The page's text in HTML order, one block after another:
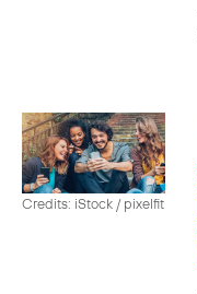
Credits: iStock / pixelfit